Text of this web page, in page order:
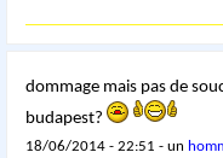
dommage mais pas de
budapest?
18/06/2014 - 22:51 - un